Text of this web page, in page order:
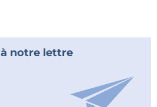
à notre lettre